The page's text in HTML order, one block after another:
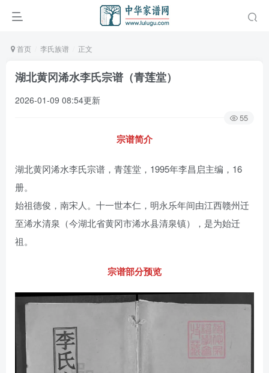
首页 李氏族谱 正文
湖北黄冈浠水李氏宗谱（青莲堂）
2026-01-09 08:54更新
55
宗谱简介
湖北黄冈浠水李氏宗谱，青莲堂，1995年李昌启主编，16
册。
始祖德俊，南宋人。十一世本仁，明永乐年间由江西赣州迁
至浠水清泉（今湖北省黄冈市浠水县清泉镇），是为始迁
祖。
宗谱部分预览